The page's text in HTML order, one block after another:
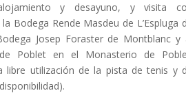
y desayuno, y visita
Bodega Rende Masdeu de L’Espluga
Josep Foraster de Montblanc y
Poblet en el Monasterio de
libre utilización de la pista de tenis y